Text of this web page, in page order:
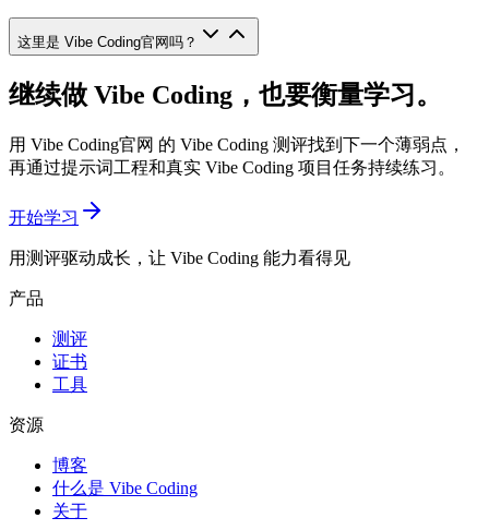
这里是 Vibe Coding官网吗？
继续做 Vibe Coding，也要衡量学习。
用 Vibe Coding官网 的 Vibe Coding 测评找到下一个薄弱点，
再通过提示词工程和真实 Vibe Coding 项目任务持续练习。
开始学习
用测评驱动成长，让 Vibe Coding 能力看得见
产品
测评
证书
工具
资源
博客
什么是 Vibe Coding
关于